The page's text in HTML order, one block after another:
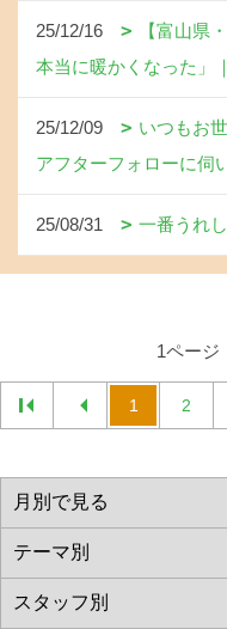
25/12/16
【富山県
本当に暖かくなった」
25/12/09
いつもお
アフターフォローに伺
25/08/31 一番うれ
1ページ
1 2